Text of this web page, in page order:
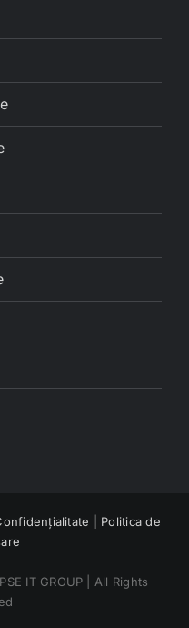
Politica de
IT GROUP | All Rights